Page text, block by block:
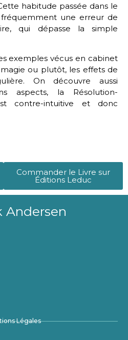
habitude passée dans le
une erreur de
qui dépasse la simple
exemples vécus en cabinet
ou plutôt, les effets de
On découvre aussi
aspects, la Résolution-
contre-intuitive et donc
Commander le Livre sur
Éditions Leduc
Andersen
Légales